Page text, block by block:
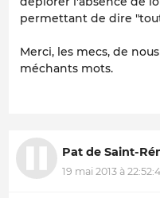
permettant de dire
Merci, les mecs, de
méchants mots.
Pat de Saint-
19 mai 2013 à